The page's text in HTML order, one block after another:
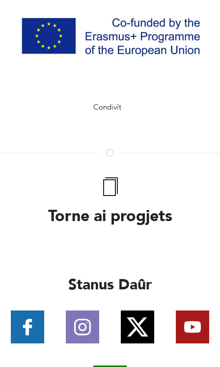
Condivît
Torne ai progjets
Stanus Daûr